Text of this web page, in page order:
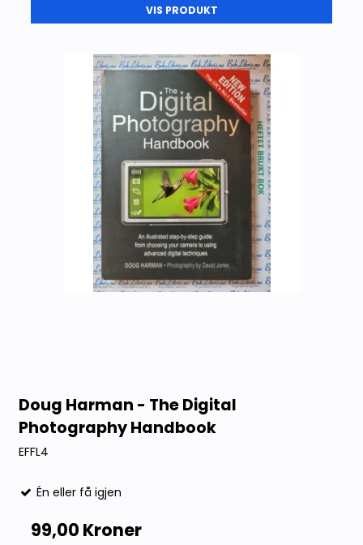
VIS PRODUKT
Doug Harman - The Digital
Photography Handbook
EFFL4
Én eller få igjen
99,00 Kroner